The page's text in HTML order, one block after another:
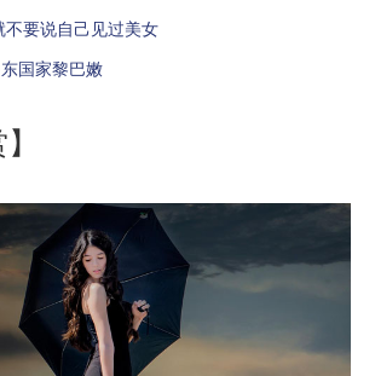
要说自己见过美女
国家黎巴嫩